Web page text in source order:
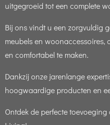
uitgegroeid tot een complete
Bij ons vindt u een zorgvuldig
meubels en
en comfortabel te maken.
Dankzij onze jarenlange
hoogwaardige producten en
Ontdek de perfecte